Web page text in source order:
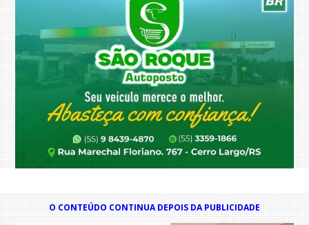
O CONTEÚDO CONTINUA DEPOIS DA PUBLICIDADE